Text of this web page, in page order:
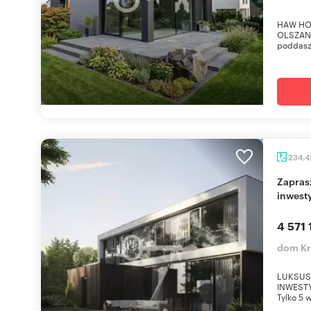
HAW
Zapraszam luksusowa willa w prestiżowej
4 571
dom
Tylko 5